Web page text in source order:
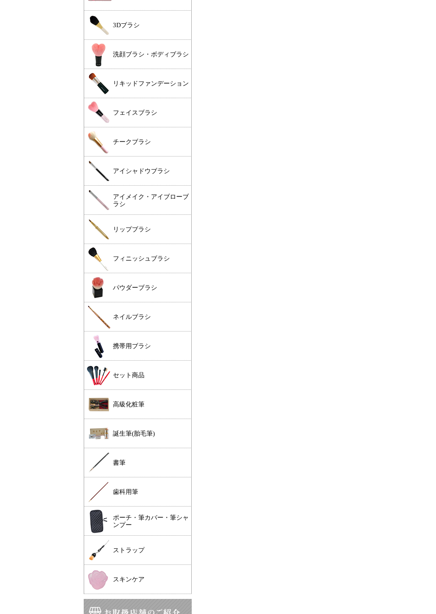
3Dブラシ
洗顔ブラシ・ボディブラシ
リキッドファンデーション
フェイスブラシ
チークブラシ
アイシャドウブラシ
アイメイク・アイブローブ
ラシ
リップブラシ
フィニッシュブラシ
パウダーブラシ
ネイルブラシ
携帯用ブラシ
セット商品
高級化粧筆
誕生筆(胎毛筆)
書筆
歯科用筆
ポーチ・筆カバー・筆シャ
ンプー
ストラップ
スキンケア